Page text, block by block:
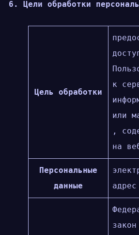
6. Цели обработки
Цель обработки
к
или
,
на
Персональные
данные
адрес
закон